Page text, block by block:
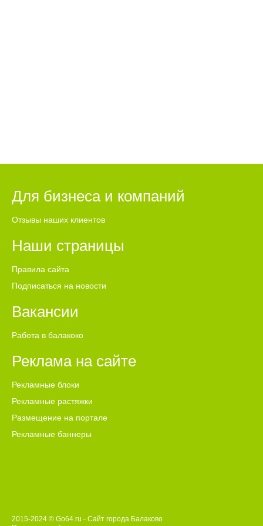
Для бизнеса и компаний
Отзывы наших клиентов
Наши страницы
Правила сайта
Подписаться на новости
Вакансии
Работа в балакоко
Реклама на сайте
Рекламные блоки
Рекламные растяжки
Размещение на портале
Рекламные баннеры
2015-2024 © Go64.ru - Сайт города Балаково